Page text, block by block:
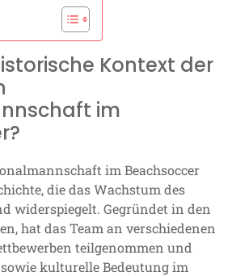
Kontext der
im
im Beachsoccer
die das Wachstum des
widerspiegelt. Gegründet in den
hat das Team an verschiedenen
teilgenommen und
kulturelle Bedeutung im